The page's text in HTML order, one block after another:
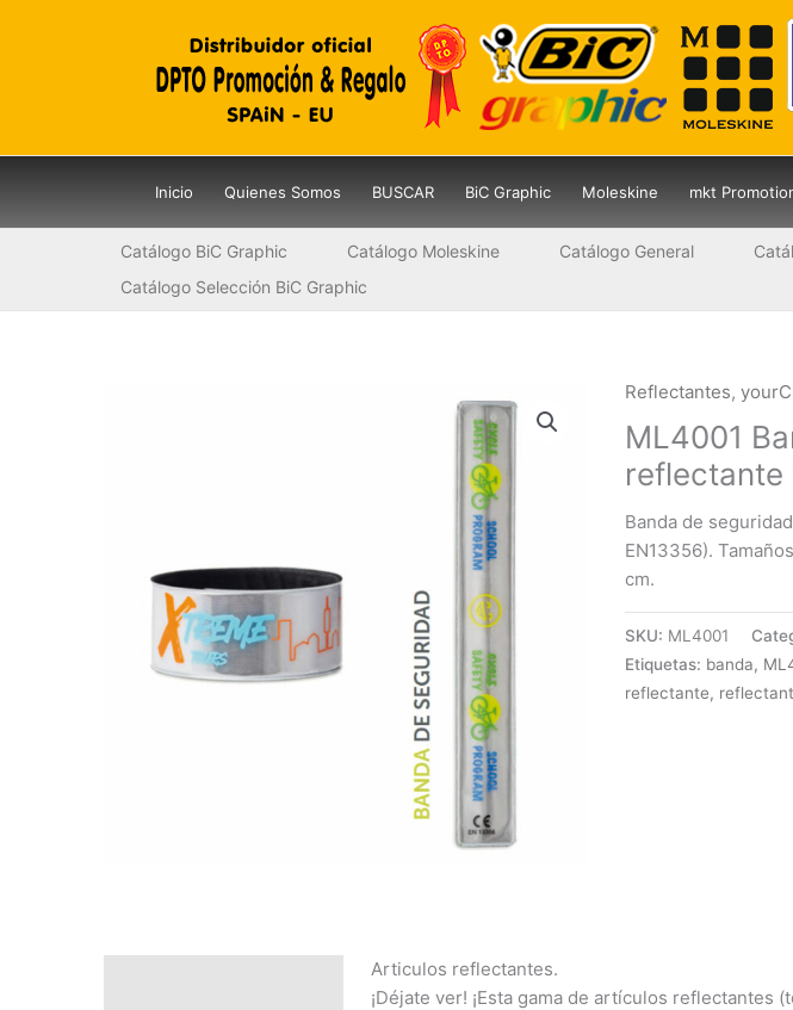
Inicio Quienes Somos BUSCAR BiC Graphic Moleskine mkt
Catálogo BiC Graphic Catálogo Moleskine Catálogo General
Catálogo Selección BiC Graphic
Reflectantes,
ML4001
reflectante
Banda de
EN13356).
cm.
SKU: ML4001
Etiquetas: banda,
reflectante,
Articulos reflectantes.
¡Déjate ver! ¡Esta gama de artículos reflectantes